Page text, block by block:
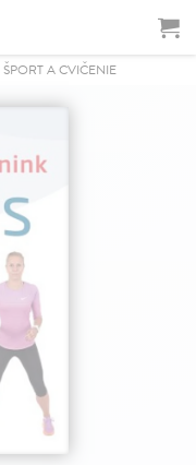
ŠPORT A CVIČENIE